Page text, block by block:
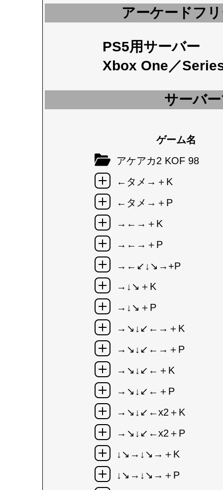
アーケードフ
PS5用サーバー
Xbox One／
サーバ
ゲーム名
アケアカ2 KOF 98
←タメ→＋K
←タメ→＋P
→←→＋K
→←→＋P
→←↙↓↘→+P
→↓↘＋K
→↓↘＋P
→↘↓↙←→＋K
→↘↓↙←→＋P
→↘↓↙←＋K
→↘↓↙←＋P
→↘↓↙←x2＋K
→↘↓↙←x2＋P
↓↘→↓↘→＋K
↓↘→↓↘→＋P